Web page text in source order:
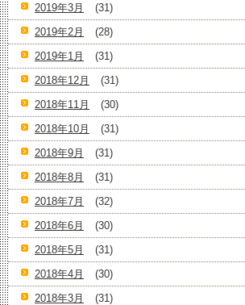
2019年3月
(31)
2019年2月
(28)
2019年1月
(31)
2018年12月
(31)
2018年11月
(30)
2018年10月
(31)
2018年9月
(31)
2018年8月
(31)
2018年7月
(32)
2018年6月
(30)
2018年5月
(31)
2018年4月
(30)
2018年3月
(31)